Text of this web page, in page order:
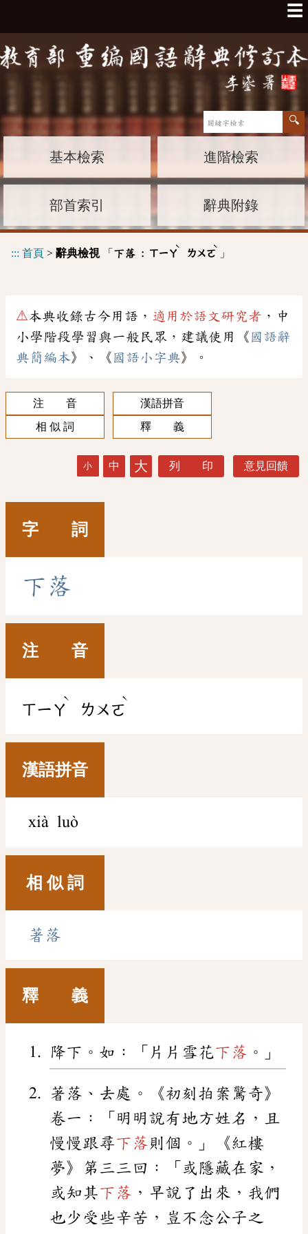
☰
基本檢索 進階檢索
部首索引 辭典附錄
::: 首頁 > 辭典檢視「 下落 : ㄒㄧㄚ
ˋ
ㄌㄨㄛ
ˋ
」
⚠本典收錄古今用語， 適用於語文研究者 ，中
小學階段學習與一般民眾，建議使用《 國語辭
典簡編本》、《 國語小字典》。
注 音
漢語拼音
相 似 詞
釋 義
小 中 大 列 印 意見回饋
字 詞
下 落
注 音
ㄒㄧㄚ
ˋ
ㄌㄨㄛ
ˋ
漢語拼音
xià luò
相 似 詞
著落
釋 義
降下。如：「片片雪花下落 。」
著落、去處。《初刻拍案驚奇》
卷一：「明明說有地方姓名，且
慢慢跟尋下落則個。」《紅樓
夢》第三三回：「或隱藏在家，
或知其下落 ，早說了出來，我們
也少受些辛苦，豈不念公子之